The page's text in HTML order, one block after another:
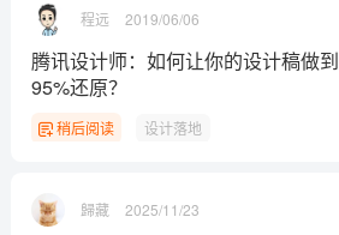
程远 2019/06/06
腾讯设计师：如何让你的设计稿做到
95%还原？
稍后阅读 设计落地
歸藏 2025/11/23